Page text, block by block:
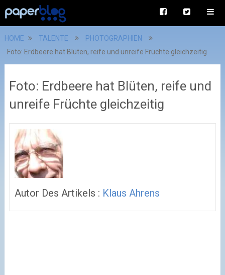
HOME TALENTE
PHOTOGRAPHIEN
Foto: Erdbeere hat Blüten, reife und unreife Früchte gleichzeitig
Foto: Erdbeere hat Blüten, reife und
unreife Früchte gleichzeitig
Autor Des Artikels : Klaus Ahrens